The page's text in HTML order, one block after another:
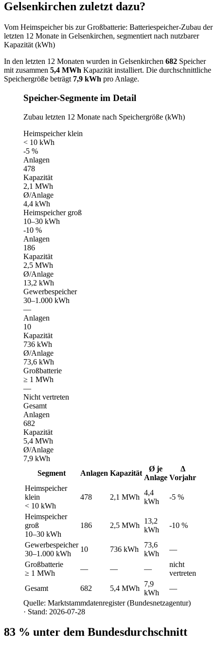
Gelsenkirchen zuletzt dazu?
Vom Heimspeicher bis zur Großbatterie: Batteriespeicher-Zubau der
letzten 12 Monate in Gelsenkirchen, segmentiert nach nutzbarer
Kapazität (kWh)
In den letzten 12 Monaten wurden in Gelsenkirchen 682 Speicher
mit zusammen 5,4 MWh Kapazität installiert. Die durchschnittliche
Speichergröße beträgt 7,9 kWh pro Anlage.
Speicher-Segmente im Detail
Zubau letzten 12 Monate nach Speichergröße (kWh)
Heimspeicher klein
< 10 kWh
-5 %
Anlagen
478
Kapazität
2,1 MWh
Ø/Anlage
4,4 kWh
Heimspeicher groß
10–30 kWh
-10 %
Anlagen
186
Kapazität
2,5 MWh
Ø/Anlage
13,2 kWh
Gewerbespeicher
30–1.000 kWh
—
Anlagen
10
Kapazität
736 kWh
Ø/Anlage
73,6 kWh
Großbatterie
≥ 1 MWh
—
Nicht vertreten
Gesamt
Anlagen
682
Kapazität
5,4 MWh
Ø/Anlage
7,9 kWh
Segment
Anlagen Kapazität
Ø je
Anlage
Δ
Vorjahr
Heimspeicher
klein
< 10 kWh
478 2,1 MWh
4,4
kWh
-5 %
Heimspeicher
groß
10–30 kWh
186 2,5 MWh
13,2
kWh
-10 %
Gewerbespeicher
30–1.000 kWh
10 736 kWh
73,6
kWh
—
Großbatterie
≥ 1 MWh
— — —
nicht
vertreten
Gesamt
682 5,4 MWh
7,9
kWh
—
Quelle: Marktstammdatenregister (Bundesnetzagentur)
· Stand: 2026-07-28
83 % unter dem Bundesdurchschnitt